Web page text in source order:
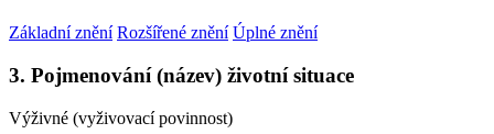
Základní znění Rozšířené znění Úplné znění
3. Pojmenování (název) životní situace
Výživné (vyživovací povinnost)